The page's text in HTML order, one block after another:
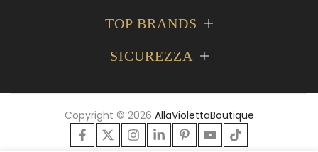
TOP BRANDS
SICUREZZA
Copyright © 2026 AllaViolettaBoutique